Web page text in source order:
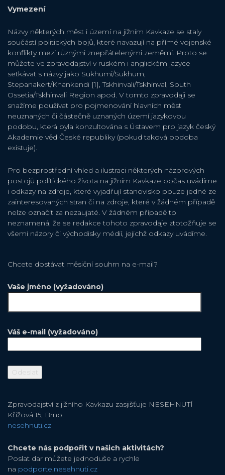
Vymezení
Názvy některých měst i území na jižním Kavkaze se staly
součástí politických bojů, které navazují na přímé vojenské
konflikty mezi různými znepřátelenými zeměmi. Proto se
můžete ve zpravodajství v ruském i anglickém jazyce
setkávat s názvy jako Sukhumi/Sukhum,
Stepanakert/Khankendi [1], Tskhinvali/Tskhinval, South
Ossetia/Tskhinvali Region apod. V tomto zpravodaji se
snažíme používat pro pojmenování hlavních měst
neuznaných či částečně uznaných území jazykovou
podobu, která byla konzultována s Ústavem pro jazyk český
Akademie věd České republiky (pokud taková podoba
existuje).
Pro bezprostřední vhled a ilustraci některých názorových
postojů politického života na jižním Kavkaze občas uvádíme
i odkazy na zdroje, které vyjadřují stanovisko pouze jedné ze
zainteresovaných stran či na zdroje, které v žádném případě
nelze označit za nezaujaté. V žádném případě to
neznamená, že se redakce tohoto zpravodaje ztotožňuje se
všemi názory či východisky médií, jejichž odkazy uvádíme.
Chcete dostávat měsiční souhrn na e-mail?
Vaše jméno (vyžadováno)
Váš e-mail (vyžadováno)
Zpravodajství z jižního Kavkazu zasjišťuje NESEHNUTÍ
Křížová 15, Brno
nesehnuti.cz
Chcete nás podpořit v našich aktivitách?
Poslat dar můžete jednoduše a rychle
na podporte.nesehnuti.cz